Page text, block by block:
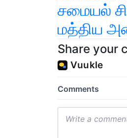
சமையல்
மத்திய
Share your